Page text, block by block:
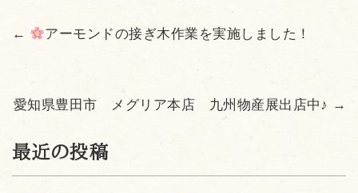
← アーモンドの接ぎ木作業を実施しました！
愛知県豊田市 メグリア本店 九州物産展出店中♪ →
最近の投稿